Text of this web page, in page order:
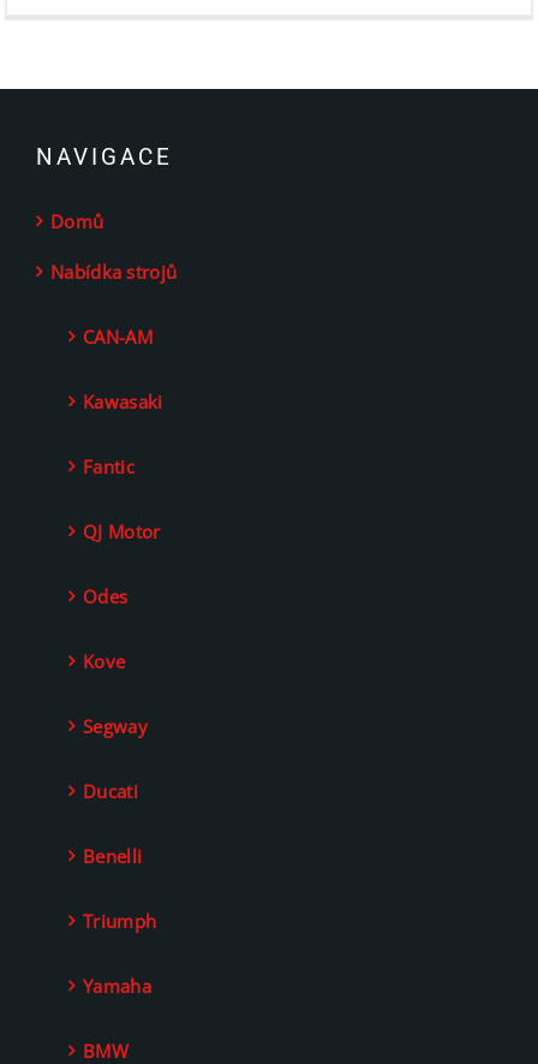
NAVIGACE
Domů
Nabídka strojů
CAN-AM
Kawasaki
Fantic
QJ Motor
Odes
Kove
Segway
Ducati
Benelli
Triumph
Yamaha
BMW